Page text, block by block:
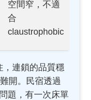
空間窄，不適
合
claustrophobic
，連鎖的品質穩
開。民宿透過
題，有一次床單